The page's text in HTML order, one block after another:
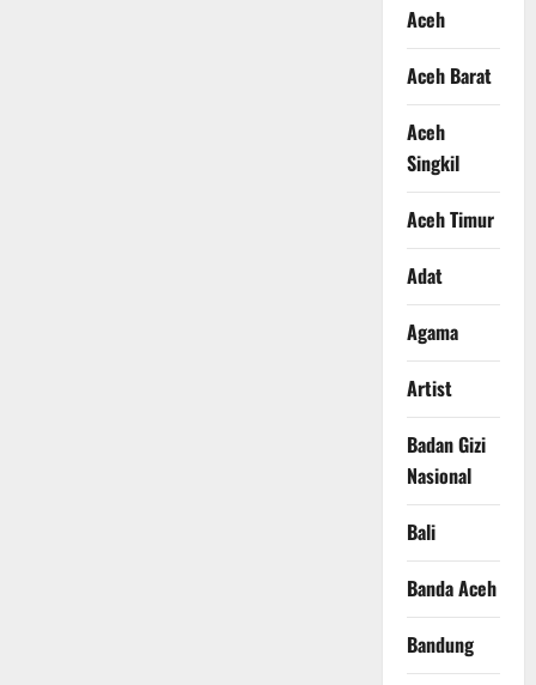
Aceh
Aceh Barat
Aceh
Singkil
Aceh Timur
Adat
Agama
Artist
Badan Gizi
Nasional
Bali
Banda Aceh
Bandung